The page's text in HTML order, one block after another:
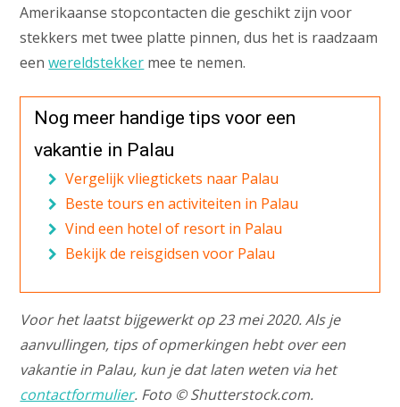
Amerikaanse stopcontacten die geschikt zijn voor
stekkers met twee platte pinnen, dus het is raadzaam
eenwereldstekker mee te nemen.
Nog meer handige tips voor een
vakantie in Palau
Vergelijk vliegtickets naar Palau
Beste tours en activiteiten in Palau
Vind een hotel of resort in Palau
Bekijk de reisgidsen voor Palau
Voor het laatst bijgewerkt op 23 mei 2020. Als je
aanvullingen, tips of opmerkingen hebt over een
vakantie in Palau, kun je dat laten weten via het
contactformulier. Foto © Shutterstock.com.